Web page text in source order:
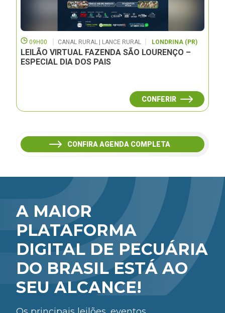
09H00 CANAL RURAL | LANCE RURAL LONDRINA (PR)
LEILÃO VIRTUAL FAZENDA SÃO LOURENÇO –
ESPECIAL DIA DOS PAIS
CONFERIR
CONFIRA AGENDA COMPLETA
A MAIOR
PLATAFORMA
DIGITAL DE PECUÁRIA
DO BRASIL ESTÁ AO
SEU ALCANCE!